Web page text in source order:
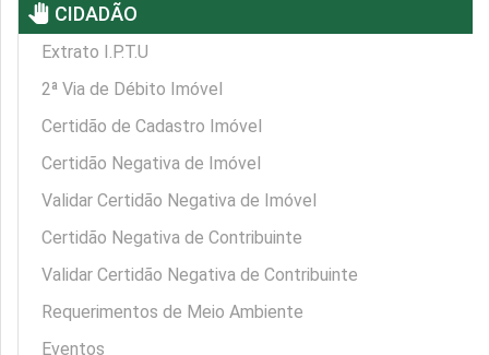
pan_tool CIDADÃO
Extrato I.P.T.U
2ª Via de Débito Imóvel
Certidão de Cadastro Imóvel
Certidão Negativa de Imóvel
Validar Certidão Negativa de Imóvel
Certidão Negativa de Contribuinte
Validar Certidão Negativa de Contribuinte
Requerimentos de Meio Ambiente
Eventos